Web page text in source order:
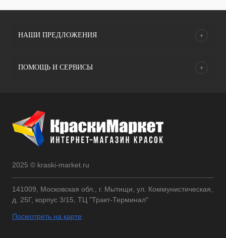
НАШИ ПРЕДЛОЖЕНИЯ
ПОМОЩЬ И СЕРВИСЫ
2025 © kraski-market.ru
141009, Московская обл., г. Мытищи, ул. Коммунистическая,
д. 25Г, корпус 3/15, ТЦ "Тракт-Терминал"
Посмотреть на карте